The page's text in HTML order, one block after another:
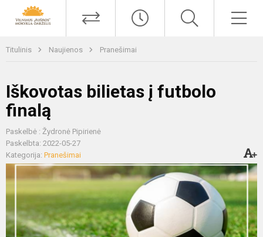
Titulinis Naujienos Pranešimai
Iškovotas bilietas į futbolo
finalą
Paskelbė : Žydronė Pipirienė
Paskelbta: 2022-05-27
Kategorija: Pranešimai